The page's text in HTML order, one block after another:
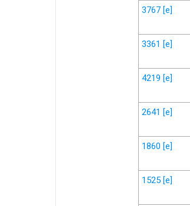
3767 [e]
3361 [e]
4219 [e]
2641 [e]
1860 [e]
1525 [e]